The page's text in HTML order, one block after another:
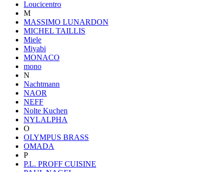
Loucicentro
M
MASSIMO LUNARDON
MICHEL TAILLIS
Miele
Miyabi
MONACO
mono
N
Nachtmann
NAOR
NEFF
Nolte Kuchen
NYLALPHA
O
OLYMPUS BRASS
OMADA
P
P.L. PROFF CUISINE